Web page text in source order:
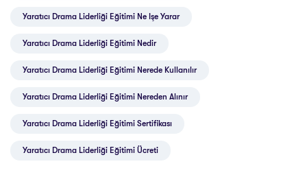
Yaratıcı Drama Liderliği Eğitimi Ne Işe Yarar
Yaratıcı Drama Liderliği Eğitimi Nedir
Yaratıcı Drama Liderliği Eğitimi Nerede Kullanılır
Yaratıcı Drama Liderliği Eğitimi Nereden Alınır
Yaratıcı Drama Liderliği Eğitimi Sertifikası
Yaratıcı Drama Liderliği Eğitimi Ücreti